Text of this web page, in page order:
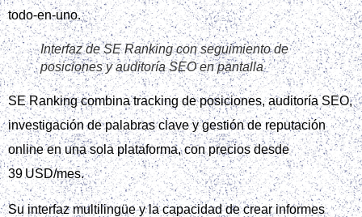
todo-en-uno.
Interfaz de SE Ranking con seguimiento de
posiciones y auditoría SEO en pantalla
SE Ranking combina tracking de posiciones, auditoría SEO,
investigación de palabras clave y gestión de reputación
online en una sola plataforma, con precios desde
39 USD/mes.
Su interfaz multilingüe y la capacidad de crear informes